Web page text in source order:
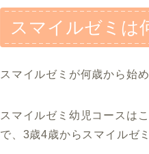
スマイルゼミは
スマイルゼミが何歳から始
スマイルゼミ幼児コースは
で、3歳4歳からスマイルゼ